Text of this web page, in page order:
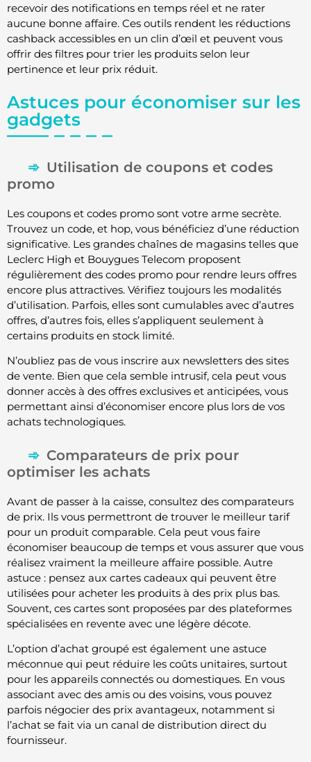
recevoir des notifications en temps réel et ne rater
aucune bonne affaire. Ces outils rendent les réductions
cashback accessibles en un clin d’œil et peuvent vous
offrir des filtres pour trier les produits selon leur
pertinence et leur prix réduit.
Astuces pour économiser sur les
gadgets
Utilisation de coupons et codes
promo
Les coupons et codes promo sont votre arme secrète.
Trouvez un code, et hop, vous bénéficiez d’une réduction
significative. Les grandes chaînes de magasins telles que
Leclerc High et Bouygues Telecom proposent
régulièrement des codes promo pour rendre leurs offres
encore plus attractives. Vérifiez toujours les modalités
d’utilisation. Parfois, elles sont cumulables avec d’autres
offres, d’autres fois, elles s’appliquent seulement à
certains produits en stock limité.
N’oubliez pas de vous inscrire aux newsletters des sites
de vente. Bien que cela semble intrusif, cela peut vous
donner accès à des offres exclusives et anticipées, vous
permettant ainsi d’économiser encore plus lors de vos
achats technologiques.
Comparateurs de prix pour
optimiser les achats
Avant de passer à la caisse, consultez des comparateurs
de prix. Ils vous permettront de trouver le meilleur tarif
pour un produit comparable. Cela peut vous faire
économiser beaucoup de temps et vous assurer que vous
réalisez vraiment la meilleure affaire possible. Autre
astuce : pensez aux cartes cadeaux qui peuvent être
utilisées pour acheter les produits à des prix plus bas.
Souvent, ces cartes sont proposées par des plateformes
spécialisées en revente avec une légère décote.
L’option d’achat groupé est également une astuce
méconnue qui peut réduire les coûts unitaires, surtout
pour les appareils connectés ou domestiques. En vous
associant avec des amis ou des voisins, vous pouvez
parfois négocier des prix avantageux, notamment si
l’achat se fait via un canal de distribution direct du
fournisseur.